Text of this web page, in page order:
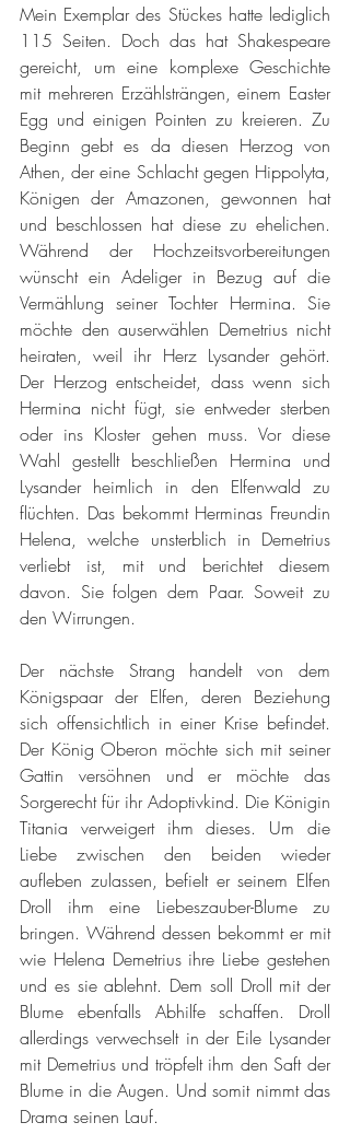
Mein Exemplar des Stückes hatte lediglich
115 Seiten. Doch das hat Shakespeare
gereicht, um eine komplexe Geschichte
mit mehreren Erzählsträngen, einem Easter
Egg und einigen Pointen zu kreieren. Zu
Beginn gebt es da diesen Herzog von
Athen, der eine Schlacht gegen Hippolyta,
Königen der Amazonen, gewonnen hat
und beschlossen hat diese zu ehelichen.
Während der Hochzeitsvorbereitungen
wünscht ein Adeliger in Bezug auf die
Vermählung seiner Tochter Hermina. Sie
möchte den auserwählen Demetrius nicht
heiraten, weil ihr Herz Lysander gehört.
Der Herzog entscheidet, dass wenn sich
Hermina nicht fügt, sie entweder sterben
oder ins Kloster gehen muss. Vor diese
Wahl gestellt beschließen Hermina und
Lysander heimlich in den Elfenwald zu
flüchten. Das bekommt Herminas Freundin
Helena, welche unsterblich in Demetrius
verliebt ist, mit und berichtet diesem
davon. Sie folgen dem Paar. Soweit zu
den Wirrungen.
Der nächste Strang handelt von dem
Königspaar der Elfen, deren Beziehung
sich offensichtlich in einer Krise befindet.
Der König Oberon möchte sich mit seiner
Gattin versöhnen und er möchte das
Sorgerecht für ihr Adoptivkind. Die Königin
Titania verweigert ihm dieses. Um die
Liebe zwischen den beiden wieder
aufleben zulassen, befielt er seinem Elfen
Droll ihm eine Liebeszauber-Blume zu
bringen. Während dessen bekommt er mit
wie Helena Demetrius ihre Liebe gestehen
und es sie ablehnt. Dem soll Droll mit der
Blume ebenfalls Abhilfe schaffen. Droll
allerdings verwechselt in der Eile Lysander
mit Demetrius und tröpfelt ihm den Saft der
Blume in die Augen. Und somit nimmt das
Drama seinen Lauf.